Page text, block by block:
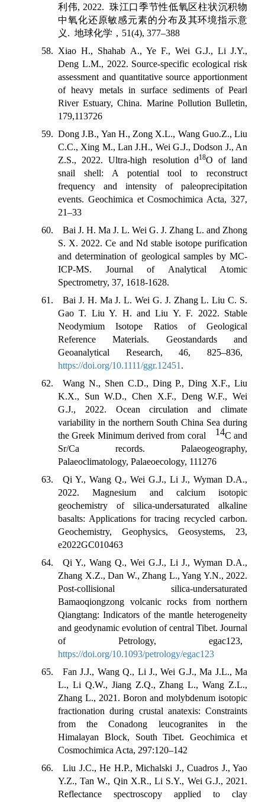
利伟, 2022. 珠江口季节性低氧区柱状沉积物
中氧化还原敏感元素的分布及其环境指示意
义 . 地球化学， 51(4), 377–388
58. Xiao H., Shahab A., Ye F., Wei G.J., Li J.Y.,
Deng L.M., 2022. Source-specific ecological risk
assessment and quantitative source apportionment
of heavy metals in surface sediments of Pearl
River Estuary, China. Marine Pollution Bulletin,
179,113726
59. Dong J.B., Yan H., Zong X.L., Wang Guo.Z., Liu
C.C., Xing M., Lan J.H., Wei G.J., Dodson J., An
Z.S., 2022. Ultra-high resolution d18O of land
snail shell: A potential tool to reconstruct
frequency and intensity of paleoprecipitation
events. Geochimica et Cosmochimica Acta, 327,
21–33
60. Bai J. H. Ma J. L. Wei G. J. Zhang L. and Zhong
S. X. 2022. Ce and Nd stable isotope purification
and determination of geological samples by MC-
ICP-MS. Journal of Analytical Atomic
Spectrometry, 37, 1618-1628.
61. Bai J. H. Ma J. L. Wei G. J. Zhang L. Liu C. S.
Gao T. Liu Y. H. and Liu Y. F. 2022. Stable
Neodymium Isotope Ratios of Geological
Reference Materials. Geostandards and
Geoanalytical Research, 46, 825–836,
https://doi.org/10.1111/ggr.12451 .
62. Wang N., Shen C.D., Ding P., Ding X.F., Liu
K.X., Sun W.D., Chen X.F., Deng W.F., Wei
G.J., 2022. Ocean circulation and climate
variability in the northern South China Sea during
the Greek Minimum derived from coral
14C and
Sr/Ca records. Palaeogeography,
Palaeoclimatology, Palaeoecology, 111276
63. Qi Y., Wang Q., Wei G.J., Li J., Wyman D.A.,
2022. Magnesium and calcium isotopic
geochemistry of silica‐undersaturated alkaline
basalts: Applications for tracing recycled carbon.
Geochemistry, Geophysics, Geosystems, 23,
e2022GC010463
64. Qi Y., Wang Q., Wei G.J., Li J., Wyman D.A.,
Zhang X.Z., Dan W., Zhang L., Yang Y.N., 2022.
Post-collisional silica-undersaturated
Bamaoqiongzong volcanic rocks from northern
Qiangtang: Indicators of the mantle heterogeneity
and geodynamic evolution of central Tibet. Journal
of Petrology, egac123,
https://doi.org/10.1093/petrology/egac123
65. Fan J.J., Wang Q., Li J., Wei G.J., Ma J.L., Ma
L., Li Q.W., Jiang Z.Q., Zhang L., Wang Z.L.,
Zhang L., 2021. Boron and molybdenum isotopic
fractionation during crustal anatexis: Constraints
from the Conadong leucogranites in the
Himalayan Block, South Tibet. Geochimica et
Cosmochimica Acta, 297:120–142
66. Liu J.C., He H.P., Michalski J., Cuadros J., Yao
Y.Z., Tan W., Qin X.R., Li S.Y., Wei G.J., 2021.
Reflectance spectroscopy applied to clay